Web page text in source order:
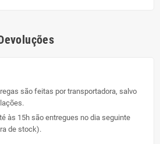
são feitas por transportadora, salvo
às 15h são entregues no dia seguinte
de stock).